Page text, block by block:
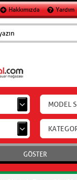
Hakkımızda Yardım
MODEL
GÖSTER